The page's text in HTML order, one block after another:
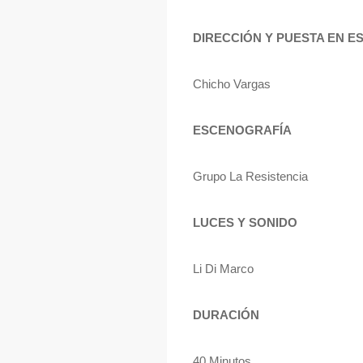
DIRECCIÓN Y PUESTA EN
Chicho Vargas
ESCENOGRAFÍA
Grupo La Resistencia
LUCES Y SONIDO
Li Di Marco
DURACIÓN